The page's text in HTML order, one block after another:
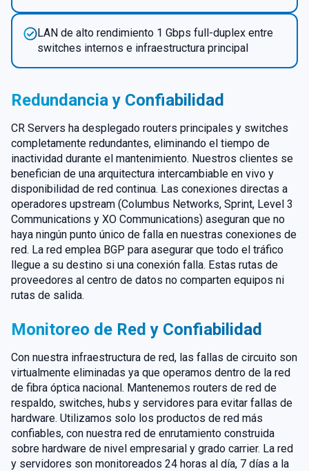
LAN de alto rendimiento 1 Gbps full-duplex entre
switches internos e infraestructura principal
Redundancia y Confiabilidad
CR Servers ha desplegado routers principales y switches
completamente redundantes, eliminando el tiempo de
inactividad durante el mantenimiento. Nuestros clientes se
benefician de una arquitectura intercambiable en vivo y
disponibilidad de red continua. Las conexiones directas a
operadores upstream (Columbus Networks, Sprint, Level 3
Communications y XO Communications) aseguran que no
haya ningún punto único de falla en nuestras conexiones de
red. La red emplea BGP para asegurar que todo el tráfico
llegue a su destino si una conexión falla. Estas rutas de
proveedores al centro de datos no comparten equipos ni
rutas de salida.
Monitoreo de Red y Confiabilidad
Con nuestra infraestructura de red, las fallas de circuito son
virtualmente eliminadas ya que operamos dentro de la red
de fibra óptica nacional. Mantenemos routers de red de
respaldo, switches, hubs y servidores para evitar fallas de
hardware. Utilizamos solo los productos de red más
confiables, con nuestra red de enrutamiento construida
sobre hardware de nivel empresarial y grado carrier. La red
y servidores son monitoreados 24 horas al día, 7 días a la